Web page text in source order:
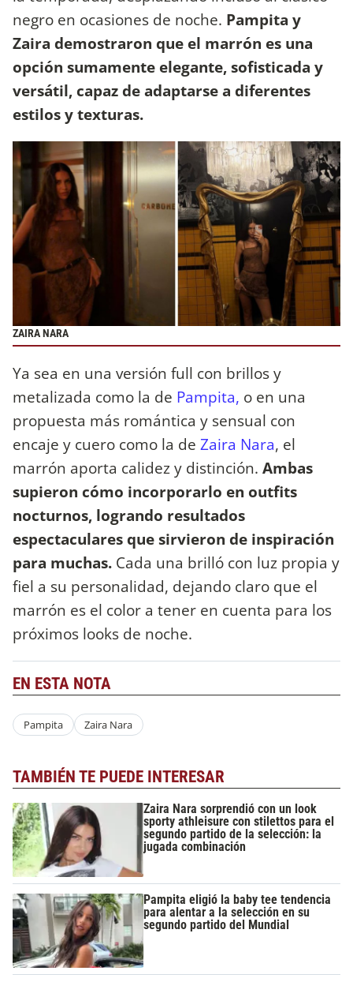
negro en ocasiones de noche. Pampita y
Zaira demostraron que el marrón es una
opción sumamente elegante, sofisticada y
versátil, capaz de adaptarse a diferentes
estilos y texturas.
ZAIRA NARA
Ya sea en una versión full con brillos y
metalizada como la de Pampita, o en una
propuesta más romántica y sensual con
encaje y cuero como la de Zaira Nara, el
marrón aporta calidez y distinción. Ambas
supieron cómo incorporarlo en outfits
nocturnos, logrando resultados
espectaculares que sirvieron de inspiración
para muchas. Cada una brilló con luz propia y
fiel a su personalidad, dejando claro que el
marrón es el color a tener en cuenta para los
próximos looks de noche.
EN ESTA NOTA
Pampita Zaira Nara
TAMBIÉN TE PUEDE INTERESAR
Zaira Nara sorprendió con un look
sporty athleisure con stilettos para el
segundo partido de la selección: la
jugada combinación
Pampita eligió la baby tee tendencia
para alentar a la selección en su
segundo partido del Mundial